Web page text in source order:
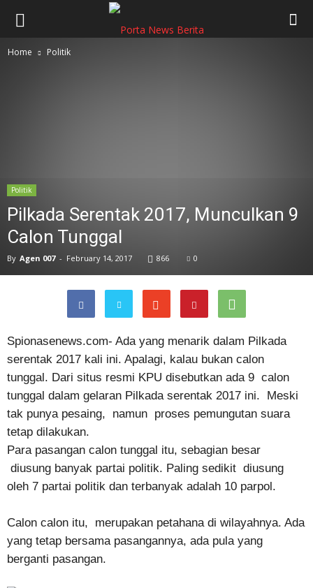
Home Politik
Politik
Pilkada Serentak 2017, Munculkan 9
Calon Tunggal
By Agen 007 - February 14, 2017 866 0
Spionasenews.com- Ada yang menarik dalam Pilkada
serentak 2017 kali ini. Apalagi, kalau bukan calon
tunggal. Dari situs resmi KPU disebutkan ada 9 calon
tunggal dalam gelaran Pilkada serentak 2017 ini. Meski
tak punya pesaing, namun proses pemungutan suara
tetap dilakukan.
Para pasangan calon tunggal itu, sebagian besar
diusung banyak partai politik. Paling sedikit diusung
oleh 7 partai politik dan terbanyak adalah 10 parpol.
Calon calon itu, merupakan petahana di wilayahnya. Ada
yang tetap bersama pasangannya, ada pula yang
berganti pasangan.